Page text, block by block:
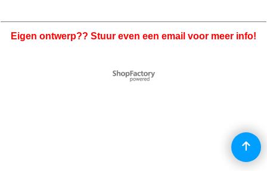
Eigen ontwerp?? Stuur even een email voor meer info!
Webwinkel gemaakt met
ShopFactory webwinkel